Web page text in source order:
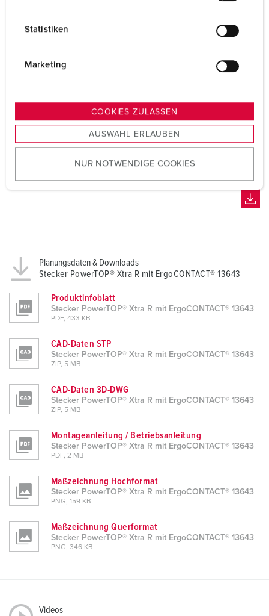
s
u
w
Statistiken
Marketing
COOKIES ZULASSEN
AUSWAHL ERLAUBEN
NUR NOTWENDIGE COOKIES
Planungsdaten & Downloads
Stecker PowerTOP® Xtra R mit ErgoCONTACT® 13643
Produktinfoblatt
Stecker PowerTOP® Xtra R mit ErgoCONTACT® 13643
PDF, 433 KB
CAD-Daten STP
Stecker PowerTOP® Xtra R mit ErgoCONTACT® 13643
ZIP, 5 MB
CAD-Daten 3D-DWG
Stecker PowerTOP® Xtra R mit ErgoCONTACT® 13643
ZIP, 5 MB
Montageanleitung / Betriebsanleitung
Stecker PowerTOP® Xtra R mit ErgoCONTACT® 13643
PDF, 2 MB
Maßzeichnung Hochformat
Stecker PowerTOP® Xtra R mit ErgoCONTACT® 13643
PNG, 159 KB
Maßzeichnung Querformat
Stecker PowerTOP® Xtra R mit ErgoCONTACT® 13643
PNG, 346 KB
Videos